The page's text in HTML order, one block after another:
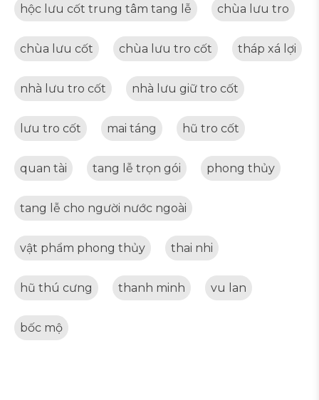
hộc lưu cốt trung tâm tang lễ chùa lưu tro
chùa lưu cốt chùa lưu tro cốt tháp xá lợi
nhà lưu tro cốt nhà lưu giữ tro cốt
lưu tro cốt mai táng hũ tro cốt
quan tài tang lễ trọn gói phong thủy
tang lễ cho người nước ngoài
vật phẩm phong thủy thai nhi
hũ thú cưng thanh minh vu lan
bốc mộ